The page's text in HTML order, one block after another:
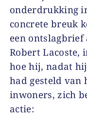
onderdrukking
concrete breuk
een
Robert Lacoste,
hoe hij, nadat
had gesteld
inwoners, zich
actie: